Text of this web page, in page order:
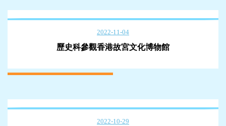
2022-11-04
歷史科參觀香港故宮文化博物館
2022-10-29